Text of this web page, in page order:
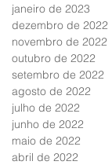
janeiro de 2023
dezembro de 2022
novembro de 2022
outubro de 2022
setembro de 2022
agosto de 2022
julho de 2022
junho de 2022
maio de 2022
abril de 2022